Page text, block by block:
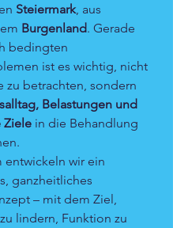
Steiermark, aus
Burgenland. Gerade
bedingten
ist es wichtig, nicht
zu betrachten, sondern
Belastungen und
Ziele in die Behandlung
entwickeln wir ein
ganzheitliches
– mit dem Ziel,
lindern, Funktion zu